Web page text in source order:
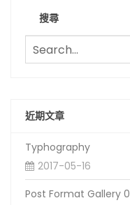
搜尋
近期文章
Typhography
2017-05-16
Post Format Gallery